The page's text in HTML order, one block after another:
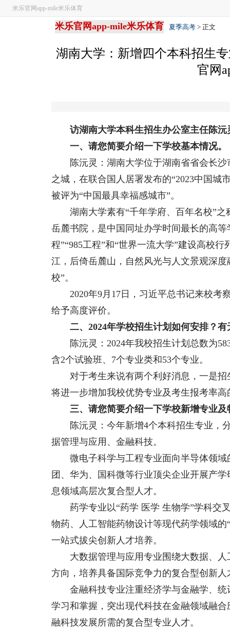
米乐官网app-mile米乐体育
米乐官网app-mile米乐体育 夏季高考 > 正文
湖南大学：新增四个本科招生
官网
访湖南大学本科生招生办公室主任陈沅
一、请您简要介绍一下学校基本情况。
陈沅灵：湖南大学位于湖南省省会长沙
之城，在联合国人居署发布的“2023中国城
被评为“中国最具幸福感城市”。
湖南大学素有“千年学府、百年名校”之
岳麓书院，是中国同址办学时间最长的高
程”“985工程”和“世界一流大学”建设高校
江，后倚岳麓山，自然风光与人文景观深
校”。
2020年9月17日，习近平总书记来校考
给予高度评价。
二、2024年学校招生计划如何安排？有
陈沅灵：2024年我校招生计划总数为
含2个试验班、7个专业类和53个专业。
对于考生来说有两个利好消息，一是招
将进一步增加我校优势专业及考生报考率
三、请您简要介绍一下学校新增专业及
陈沅灵：今年新增4个本科招生专业，
据管理与应用、金融科技。
微电子科学与工程专业面向半导体领域
团、华为、国科微等行业顶尖企业开展产
息领域高层次复合型人才。
药学专业以“药学 医学 生物学”学科交
物药、人工智能药物设计等现代药学领域
一站式拔尖创新人才培养。
大数据管理与应用专业围绕大数据、人
方向，培养具备国际竞争力的复合型创新人
金融科技专业注重经济学与金融学、统
学习和掌握，突出现代科技在金融领域融
融科技发展所需的复合型专业人才。